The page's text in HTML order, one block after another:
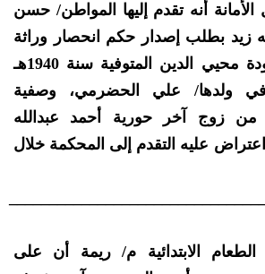
أنه تقدم إليها المواطن/ حسن
زيد بطلب إصدار حكم انحصار وراثة
لجدته أم أمه/ حمودة محيي الدين المتوفية سنة 1940هـ
في ولدها/ علي الحضرمي، وصفية
من زوج آخر حورية أحمد عبدالله
عليه التقدم إلى المحكمة خلال
الابتدائية م/ ريمة أن على